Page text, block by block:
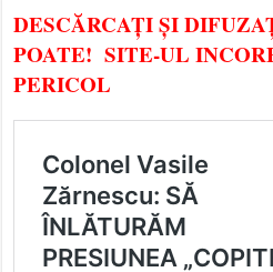
DESCĂRCAȚI ȘI
POATE! SITE-UL
PERICOL